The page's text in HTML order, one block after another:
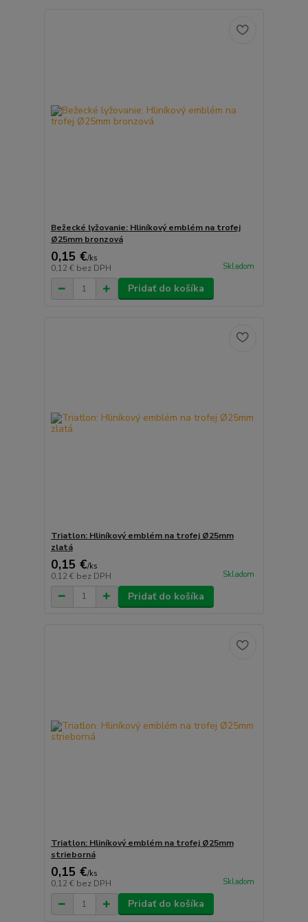
Bežecké lyžovanie: Hliníkový emblém na trofej
Ø25mm bronzová
0,15 €/ks
0,12 € bez DPH Skladom
Pridať do košíka
Triatlon: Hliníkový emblém na trofej Ø25mm
zlatá
0,15 €/ks
0,12 € bez DPH Skladom
Pridať do košíka
Triatlon: Hliníkový emblém na trofej Ø25mm
strieborná
0,15 €/ks
0,12 € bez DPH Skladom
Pridať do košíka